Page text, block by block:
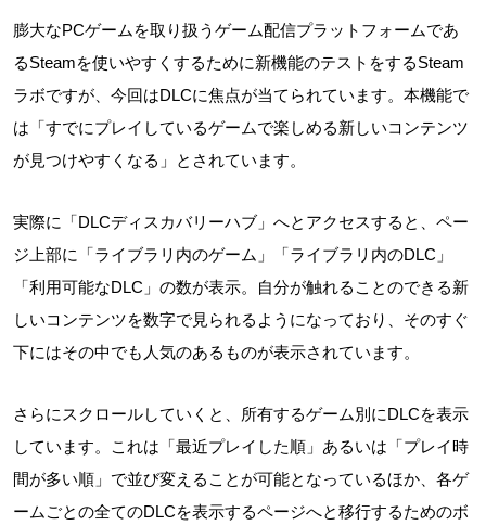
膨大なPCゲームを取り扱うゲーム配信プラットフォームであ
るSteamを使いやすくするために新機能のテストをするSteam
ラボですが、今回はDLCに焦点が当てられています。本機能で
は「すでにプレイしているゲームで楽しめる新しいコンテンツ
が見つけやすくなる」とされています。
実際に「DLCディスカバリーハブ」へとアクセスすると、ペー
ジ上部に「ライブラリ内のゲーム」「ライブラリ内のDLC」
「利用可能なDLC」の数が表示。自分が触れることのできる新
しいコンテンツを数字で見られるようになっており、そのすぐ
下にはその中でも人気のあるものが表示されています。
さらにスクロールしていくと、所有するゲーム別にDLCを表示
しています。これは「最近プレイした順」あるいは「プレイ時
間が多い順」で並び変えることが可能となっているほか、各ゲ
ームごとの全てのDLCを表示するページへと移行するためのボ